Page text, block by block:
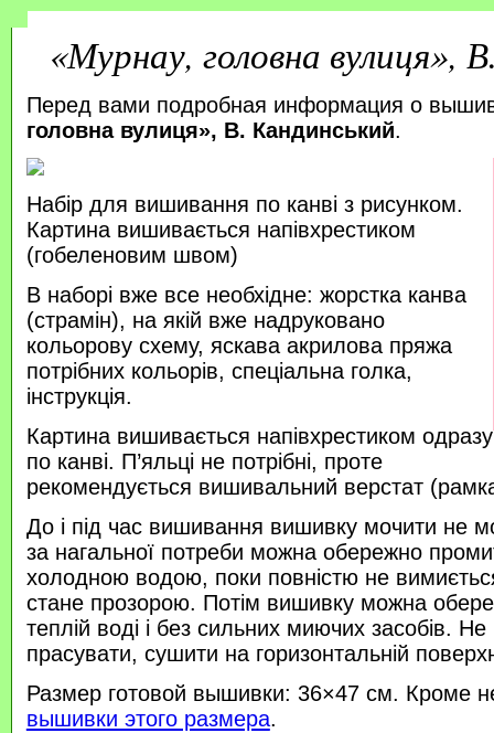
«Мурнау, головна вулиця»,
Перед вами подробная информация о
головна вулиця», В. Кандинський.
Набір для вишивання по канві з рисунком.
Картина вишивається напівхрестиком
(гобеленовим швом)
В наборі вже все необхідне: жорстка канва
(страмін), на якій вже надруковано
кольорову схему, яскава акрилова пряжа
потрібних кольорів, спеціальна голка,
інструкція.
Картина вишивається напівхрестиком одразу
по канві. П’яльці не потрібні, проте
рекомендується вишивальний верстат
До і під час вишивання вишивку мочити не
за нагальної потреби можна обережно
холодною водою, поки повністю не
стане прозорою. Потім вишивку можна
теплій воді і без сильних миючих засобів.
прасувати, сушити на горизонтальній
Размер готовой вышивки: 36×47 см. Кроме
вышивки этого размера.